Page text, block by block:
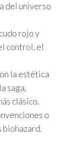
del universo
rojo y
control, el
la estética
saga,
clásico.
o
biohazard.